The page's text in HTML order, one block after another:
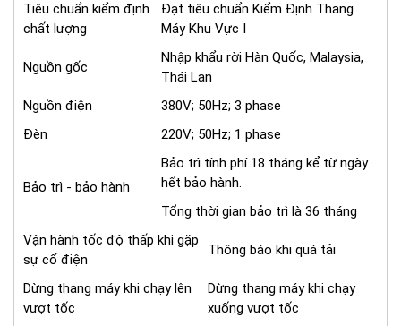
Tiêu chuẩn kiểm định
chất lượng
Đạt tiêu chuẩn Kiểm Định Thang
Máy Khu Vực I
Nguồn gốc
Nhập khẩu rời Hàn Quốc, Malaysia,
Thái Lan
Nguồn điện
380V; 50Hz; 3 phase
Đèn
220V; 50Hz; 1 phase
Bảo trì - bảo hành
Bảo trì tính phí 18 tháng kể từ ngày
hết bảo hành.
Tổng thời gian bảo trì là 36 tháng
Vận hành tốc độ thấp khi gặp
sự cố điện
Thông báo khi quá tải
Dừng thang máy khi chạy lên
vượt tốc
Dừng thang máy khi chạy
xuống vượt tốc